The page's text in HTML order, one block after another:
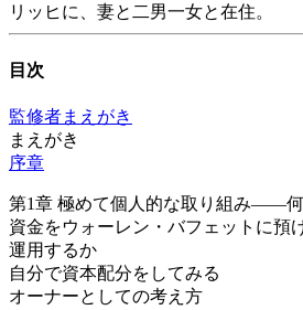
リッヒに、妻と二男一女と在住。
目次
監修者まえがき
まえがき
序章
第1章 極めて個人的な取り組み――
資金をウォーレン・バフェットに預
運用するか
自分で資本配分をしてみる
オーナーとしての考え方